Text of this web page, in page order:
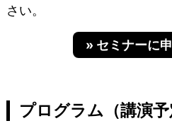
さい。
» セミナーに
プログラム（講演予